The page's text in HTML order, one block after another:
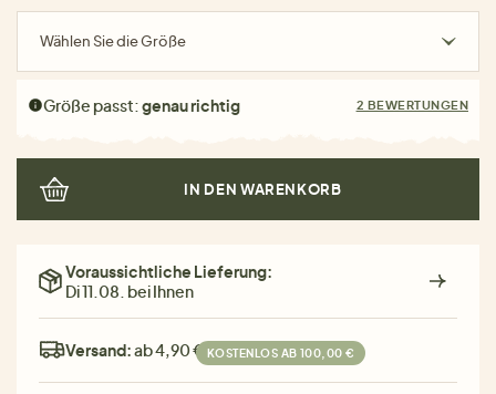
Wählen Sie die Größe
Größe passt:genau richtig 2 BEWERTUNGEN
IN DEN WARENKORB
Voraussichtliche Lieferung:
Di 11.08. bei Ihnen
Versand:ab 4,90 € KOSTENLOS AB 100,00 €